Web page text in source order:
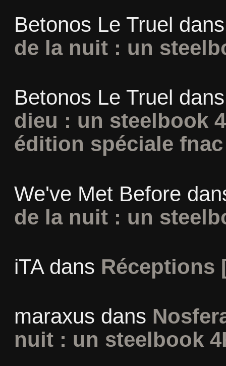
Betonos Le Truel
de la nuit : un
Betonos Le Truel
dieu : un steelbook
édition spéciale
We've Met Before
de la nuit : un
iTAdans Réceptions
maraxus dans
nuit : un steelbook